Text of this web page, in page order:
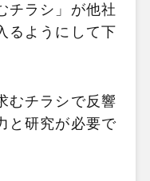
チラシ」が他社
るようにして下
むチラシで反響
と研究が必要で